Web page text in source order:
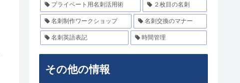
プライベート用名刺活用術 ２枚目の名刺
名刺制作ワークショップ 名刺交換のマナー
名刺英語表記 時間管理
その他の情報